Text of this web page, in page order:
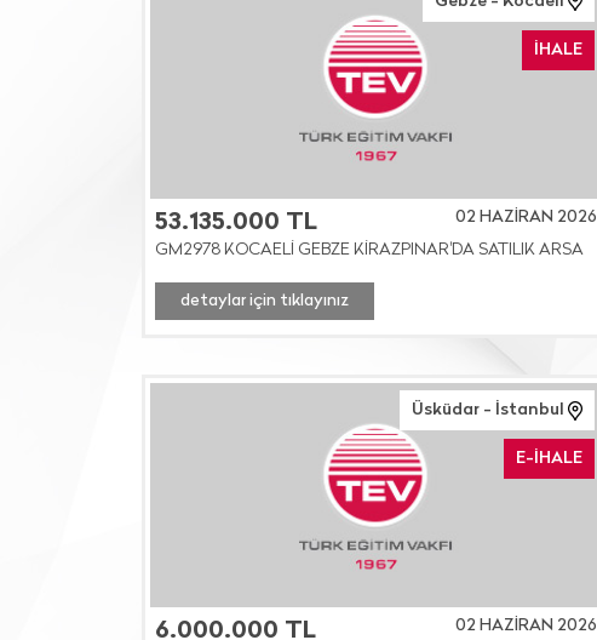
İHALE
53.135.000 TL
02 HAZİRAN 2026
GM2978 KOCAELİ GEBZE KİRAZPINAR'DA SATILIK ARSA
detaylar için tıklayınız
Üsküdar - İstanbul
E-İHALE
6.000.000 TL
02 HAZİRAN 2026